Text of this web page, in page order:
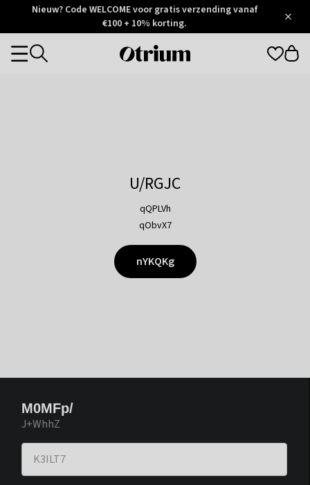
Otrium
Trustpilot
Nieuw? Code WELCOME voor gratis verzending vanaf
€100 + 10% korting.
Otrium
Categories
U/RGJC
qQPLVh
qObvX7
nYKQKg
M0MFp/
J+WhhZ